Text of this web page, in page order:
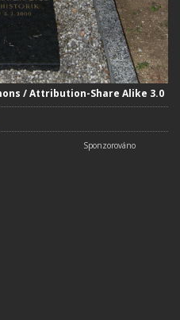
/ Attribution-Share Alike 3.0